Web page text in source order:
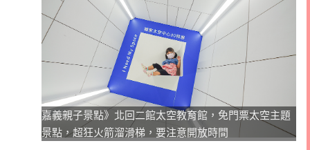
嘉義親子景點》北回二館太空教育館，免門票太空主題
景點，超狂火箭溜滑梯，要注意開放時間